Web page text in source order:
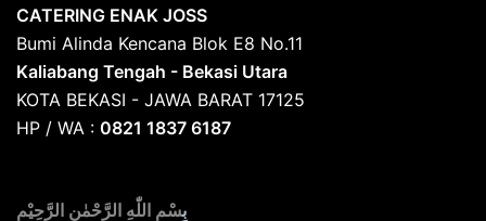
CATERING ENAK JOSS
Bumi Alinda Kencana Blok E8 No.11
Kaliabang Tengah - Bekasi Utara
KOTA BEKASI - JAWA BARAT 17125
HP / WA : 0821 1837 6187
بِسْمِ اللّٰهِ الرَّحْمٰنِ الرَّحِيْمِ